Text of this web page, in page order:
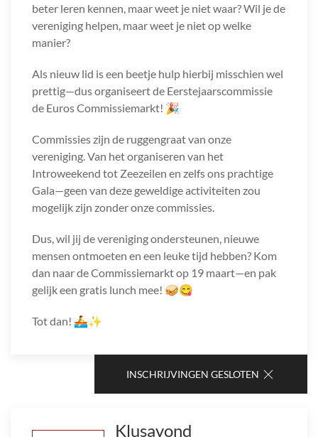
beter leren kennen, maar weet je niet waar? Wil je de
vereniging helpen, maar weet je niet op welke
manier?
Als nieuw lid is een beetje hulp hierbij misschien wel
prettig—dus organiseert de Eerstejaarscommissie
de Euros Commissiemarkt! 🎉
Commissies zijn de ruggengraat van onze
vereniging. Van het organiseren van het
Introweekend tot Zeezeilen en zelfs ons prachtige
Gala—geen van deze geweldige activiteiten zou
mogelijk zijn zonder onze commissies.
Dus, wil jij de vereniging ondersteunen, nieuwe
mensen ontmoeten en een leuke tijd hebben? Kom
dan naar de Commissiemarkt op 19 maart—en pak
gelijk een gratis lunch mee! 🥪😋
Tot dan! 🚣✨
INSCHRIJVINGEN GESLOTEN
Klusavond